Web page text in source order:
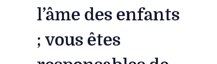
l’âme des enfants
; vous êtes